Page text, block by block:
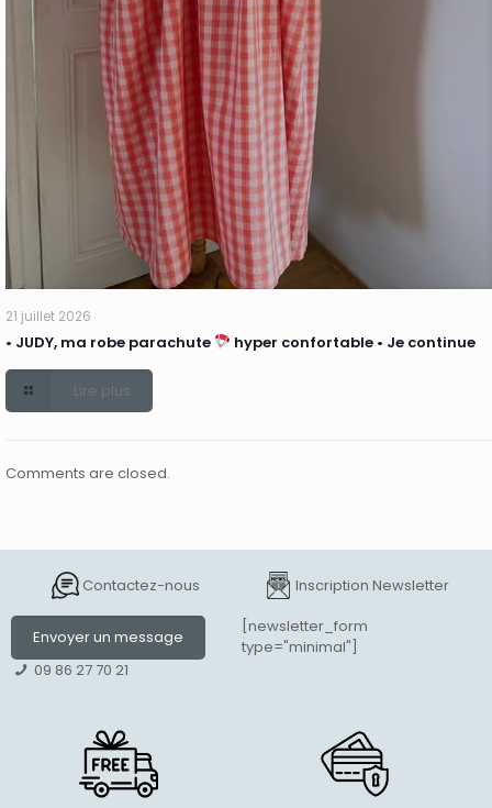
21 juillet 2026
• JUDY, ma robe parachute hyper confortable • Je continue
Lire plus
Comments are closed.
Contactez-nous
Envoyer un message
09 86 27 70 21
Inscription Newsletter
[newsletter_form
type="minimal"]